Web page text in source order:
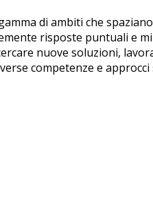
di ambiti che
risposte puntuali e
nuove soluzioni,
competenze e approcci